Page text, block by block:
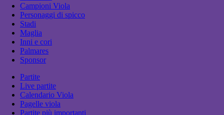
Campioni Viola
Personaggi di spicco
Stadi
Maglia
Inni e cori
Palmares
Sponsor
Partite
Live partite
Calendario Viola
Pagelle viola
Partite più importanti